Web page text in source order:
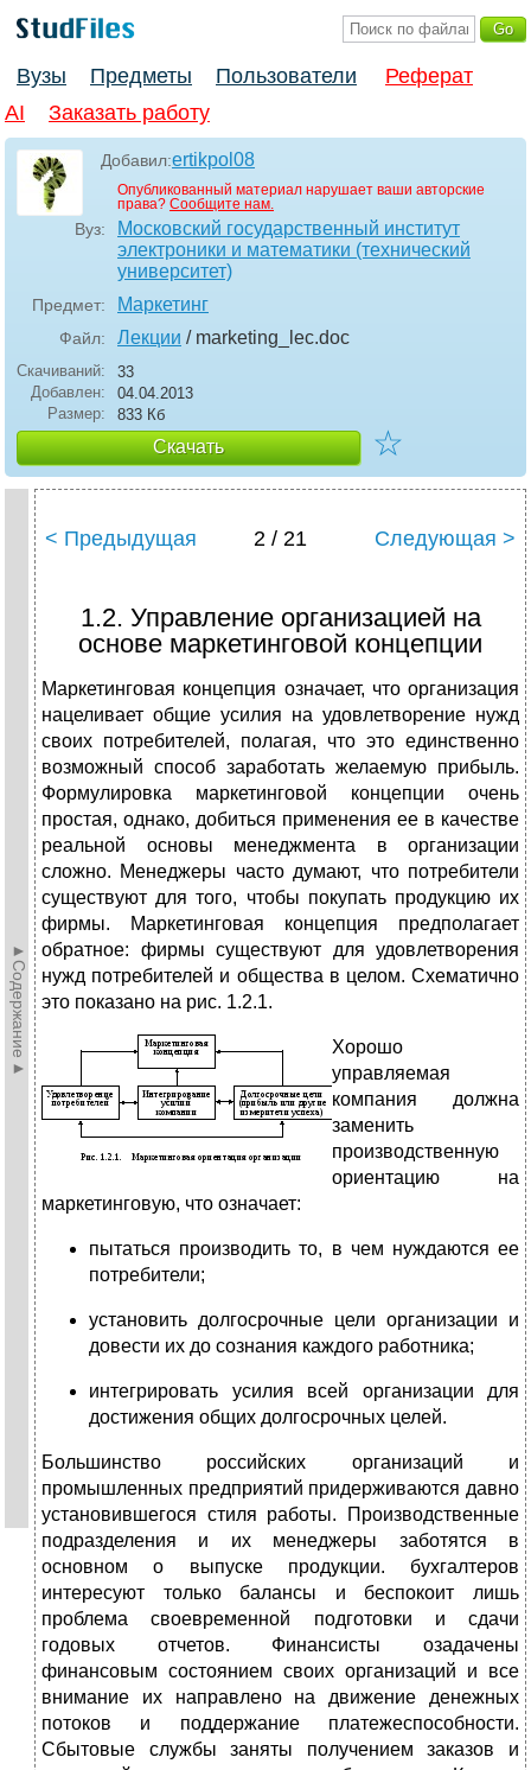
Вузы Предметы Пользователи
Реферат
AI
Заказать работу
Добавил:ertikpol08
Опубликованный материал нарушает ваши авторские
права? Сообщите нам.
Вуз:
Московский государственный институт
электроники и математики (технический
университет)
Предмет: Маркетинг
Файл: Лекции / marketing_lec.doc
Скачиваний:
33
Добавлен:
04.04.2013
Размер:
833 Кб
Скачать ☆
►Содержание►
< Предыдущая 2 / 21 Следующая >
1.2. Управление организацией на
основе маркетинговой концепции
Маркетинговая концепция означает, что организация
нацеливает общие усилия на удовлетворение нужд
своих потребителей, полагая, что это единственно
возможный способ заработать желаемую прибыль.
Формулировка маркетинговой концепции очень
простая, однако, добиться применения ее в качестве
реальной основы менеджмента в организации
сложно. Менеджеры часто думают, что потребители
существуют для того, чтобы покупать продукцию их
фирмы. Маркетинговая концепция предполагает
обратное: фирмы существуют для удовлетворения
нужд потребителей и общества в целом. Схематично
это показано на рис. 1.2.1.
Хорошо
управляемая
компания должна
заменить
производственную
ориентацию на
маркетинговую, что означает:
пытаться производить то, в чем нуждаются ее
потребители;
установить долгосрочные цели организации и
довести их до сознания каждого работника;
интегрировать усилия всей организации для
достижения общих долгосрочных целей.
Большинство российских организаций и
промышленных предприятий придерживаются давно
установившегося стиля работы. Производственные
подразделения и их менеджеры заботятся в
основном о выпуске продукции. бухгалтеров
интересуют только балансы и беспокоит лишь
проблема своевременной подготовки и сдачи
годовых отчетов. Финансисты озадачены
финансовым состоянием своих организаций и все
внимание их направлено на движение денежных
потоков и поддержание платежеспособности.
Сбытовые службы заняты получением заказов и